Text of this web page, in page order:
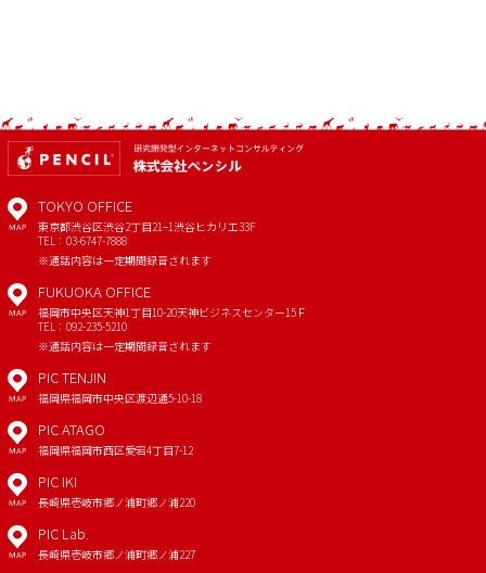
MAP
TOKYO OFFICE
東京都渋谷区渋谷2丁目21−1渋谷ヒカリエ33F
TEL：03-6747-7888
※通話内容は一定期間録音されます
MAP
FUKUOKA OFFICE
福岡市中央区天神1丁目10-20天神ビジネスセンター15Ｆ
TEL：092-235-5210
※通話内容は一定期間録音されます
MAP
PIC TENJIN
福岡県福岡市中央区渡辺通5-10-18
MAP
PIC ATAGO
福岡県福岡市西区愛宕4丁目7-12
MAP
PIC IKI
長崎県壱岐市郷ノ浦町郷ノ浦220
MAP
PIC Lab.
長崎県壱岐市郷ノ浦町郷ノ浦227